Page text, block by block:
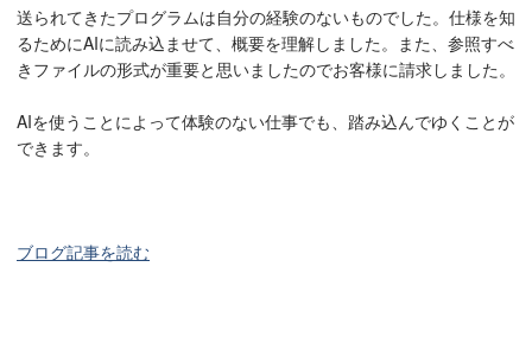
送られてきたプログラムは自分の経験のないものでした。仕様を知
るためにAIに読み込ませて、概要を理解しました。また、参照すべ
きファイルの形式が重要と思いましたのでお客様に請求しました。
AIを使うことによって体験のない仕事でも、踏み込んでゆくことが
できます。
ブログ記事を読む